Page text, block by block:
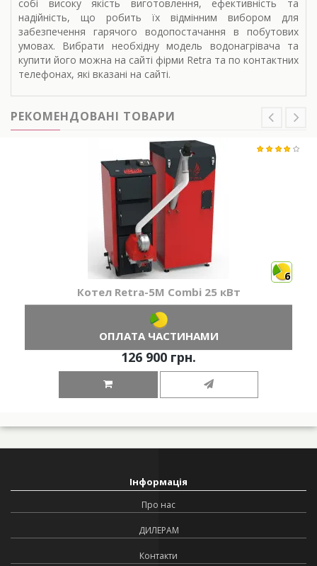
собі високу якість виготовлення, ефективність та
надійність, що робить їх відмінним вибором для
забезпечення гарячого водопостачання в побутових
умовах. Вибрати необхідну модель водонагрівача та
купити його можна на сайті фірми Retra та по контактних
телефонах, які вказані на сайті.
РЕКОМЕНДОВАНІ ТОВАРИ
6
Котел Retra-5М Combi 25 кВт
ОПЛАТА ЧАСТИНАМИ
126 900 грн.
Інформація
Про нас
ДИЛЕРАМ
Контакти